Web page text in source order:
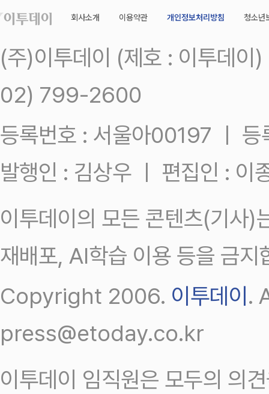
회사소개 이용약관 개인정보처리방침 청소년
(주)이투데이 (제호 : 이투데
02) 799-2600
등록번호 : 서울아00197 ㅣ
발행인 : 김상우 ㅣ 편집인 : 이
이투데이의 모든 콘텐츠(기사)
재배포, AI학습 이용 등을 금지
Copyright 2006. 이투데이 .
press@etoday.co.kr
이투데이 임직원은 모두의 의